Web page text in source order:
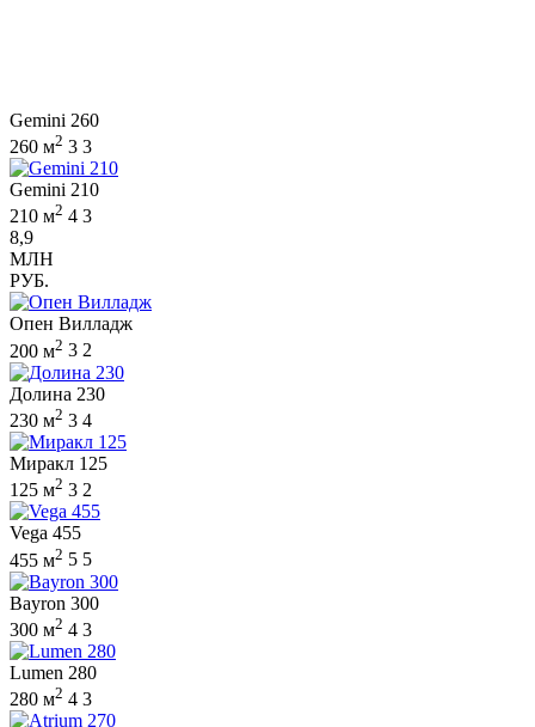
Gemini 260
260 м2 3 3
Gemini 210
210 м2 4 3
8,9
МЛН
РУБ.
Опен Вилладж
200 м2 3 2
Долина 230
230 м2 3 4
Миракл 125
125 м2 3 2
Vega 455
455 м2 5 5
Bayron 300
300 м2 4 3
Lumen 280
280 м2 4 3